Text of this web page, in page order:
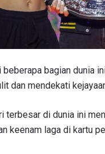
bagian dunia
dan mendekati
terbesar di dunia ini
keenam laga di kartu